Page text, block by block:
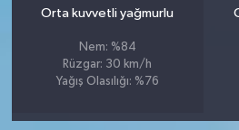
Orta kuvvetli yağmurlu
Nem: %84
Rüzgar: 30 km/h
Yağış Olasılığı: %76